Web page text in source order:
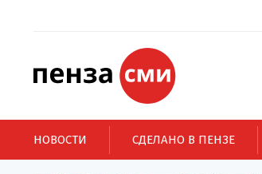
НОВОСТИ СДЕЛАНО В ПЕНЗЕ